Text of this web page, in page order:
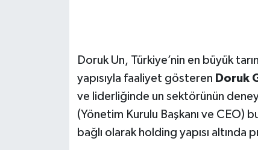
Doruk Un, Türkiye’nin en büyük
yapısıyla faaliyet gösteren Doruk
ve liderliğinde un sektörünün
(Yönetim Kurulu Başkanı ve CEO)
bağlı olarak holding yapısı